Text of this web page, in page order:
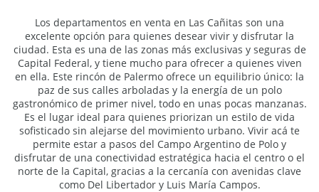
Los departamentos en venta en Las Cañitas son una
excelente opción para quienes desear vivir y disfrutar la
ciudad. Esta es una de las zonas más exclusivas y seguras de
Capital Federal, y tiene mucho para ofrecer a quienes viven
en ella. Este rincón de Palermo ofrece un equilibrio único: la
paz de sus calles arboladas y la energía de un polo
gastronómico de primer nivel, todo en unas pocas manzanas.
Es el lugar ideal para quienes priorizan un estilo de vida
sofisticado sin alejarse del movimiento urbano. Vivir acá te
permite estar a pasos del Campo Argentino de Polo y
disfrutar de una conectividad estratégica hacia el centro o el
norte de la Capital, gracias a la cercanía con avenidas clave
como Del Libertador y Luis María Campos.